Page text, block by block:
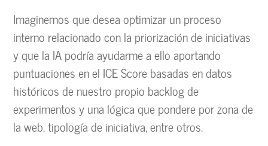
Imaginemos que desea optimizar un proceso
interno relacionado con la priorización de iniciativas
y que la IA podría ayudarme a ello aportando
puntuaciones en el ICE Score basadas en datos
históricos de nuestro propio backlog de
experimentos y una lógica que pondere por zona de
la web, tipología de iniciativa, entre otros.